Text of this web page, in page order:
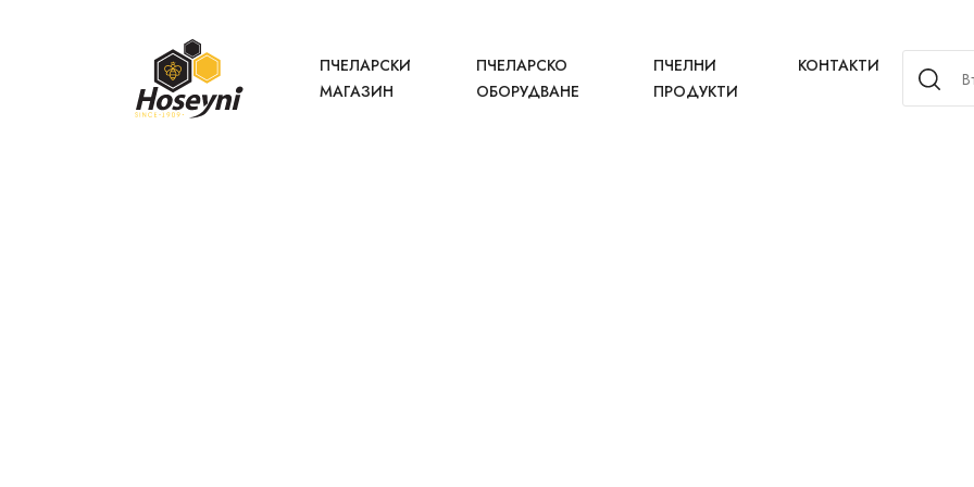
ПЧЕЛАРСКИ
МАГАЗИН
ПЧЕЛАРСКО
ОБОРУДВАНЕ
ПЧЕЛНИ
ПРОДУКТИ
КОНТАКТИ